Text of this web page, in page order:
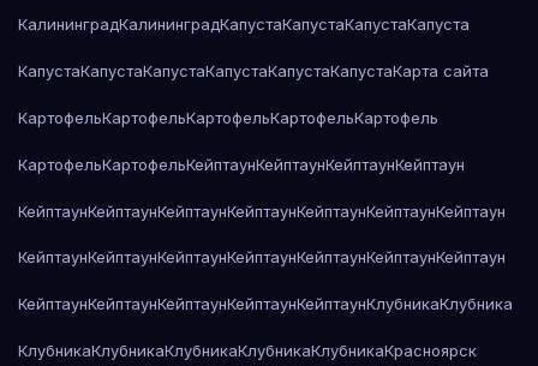
КалининградКалининградКапустаКапустаКапустаКапуста
КапустаКапустаКапустаКапустаКапустаКапустаКарта сайта
КартофельКартофельКартофельКартофельКартофель
КартофельКартофельКейптаунКейптаунКейптаунКейптаун
КейптаунКейптаунКейптаунКейптаунКейптаунКейптаунКейптаун
КейптаунКейптаунКейптаунКейптаунКейптаунКейптаунКейптаун
КейптаунКейптаунКейптаунКейптаунКейптаунКлубникаКлубника
КлубникаКлубникаКлубникаКлубникаКлубникаКрасноярск